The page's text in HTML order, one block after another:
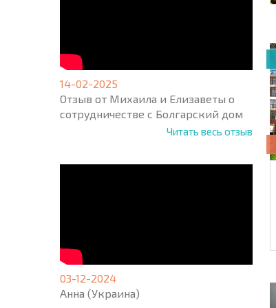
14-02-2025
Отзыв от Михаила и Елизаветы о
сотрудничестве с Болгарский дом
Читать весь отзыв
03-12-2024
Анна (Украина)